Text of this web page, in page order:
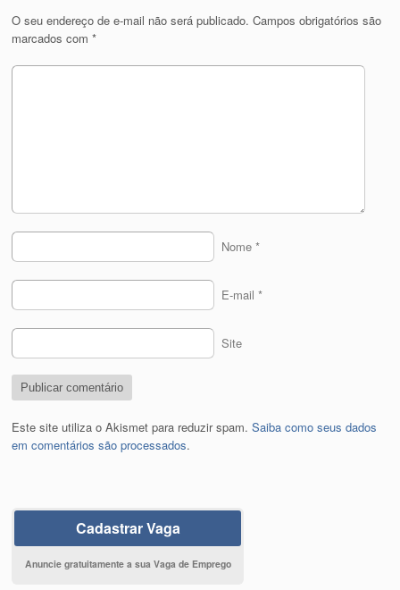
O seu endereço de e-mail não será publicado. Campos obrigatórios são
marcados com*
Nome *
E-mail *
Site
Este site utiliza o Akismet para reduzir spam.Saiba como seus dados
em comentários são processados.
Cadastrar Vaga
Anuncie gratuitamente a sua Vaga de Emprego